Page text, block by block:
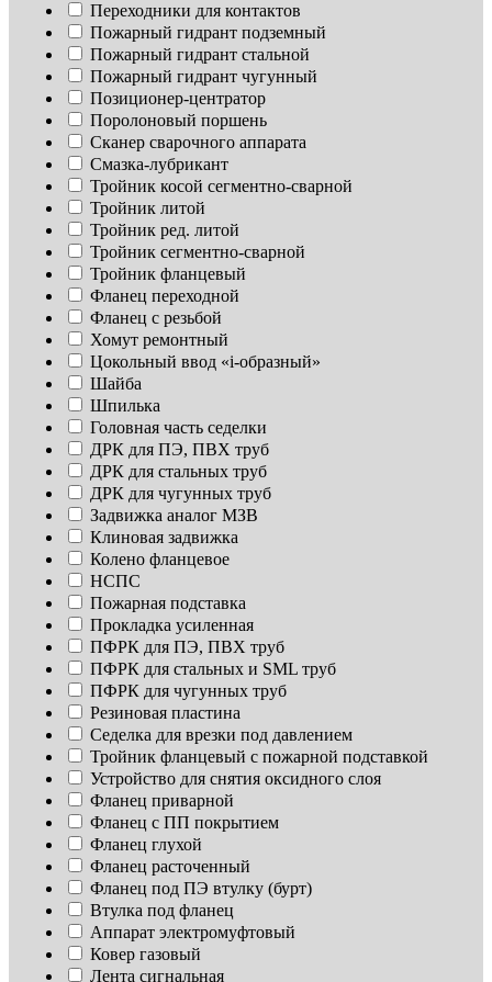
Переходники для контактов
Пожарный гидрант подземный
Пожарный гидрант стальной
Пожарный гидрант чугунный
Позиционер-центратор
Поролоновый поршень
Сканер сварочного аппарата
Смазка-лубрикант
Тройник косой сегментно-сварной
Тройник литой
Тройник ред. литой
Тройник сегментно-сварной
Тройник фланцевый
Фланец переходной
Фланец с резьбой
Хомут ремонтный
Цокольный ввод «i-образный»
Шайба
Шпилька
Головная часть седелки
ДРК для ПЭ, ПВХ труб
ДРК для стальных труб
ДРК для чугунных труб
Задвижка аналог МЗВ
Клиновая задвижка
Колено фланцевое
НСПС
Пожарная подставка
Прокладка усиленная
ПФРК для ПЭ, ПВХ труб
ПФРК для стальных и SML труб
ПФРК для чугунных труб
Резиновая пластина
Седелка для врезки под давлением
Тройник фланцевый с пожарной подставкой
Устройство для снятия оксидного слоя
Фланец приварной
Фланец с ПП покрытием
Фланец глухой
Фланец расточенный
Фланец под ПЭ втулку (бурт)
Втулка под фланец
Аппарат электромуфтовый
Ковер газовый
Лента сигнальная